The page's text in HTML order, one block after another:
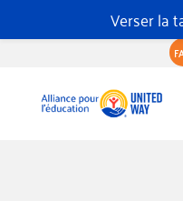
Verser la